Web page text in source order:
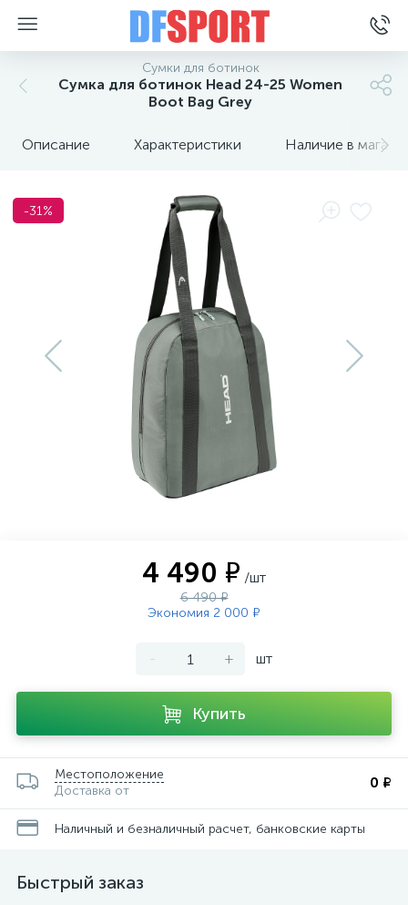
Сумки для ботинок
Сумка для ботинок Head 24-25 Women
Boot Bag Grey
Описание Характеристики Наличие в
-31%
4 490 ₽ /шт
6 490 ₽
Экономия 2 000 ₽
- + шт
Купить
Местоположение
Доставка от
0 ₽
Наличный и безналичный расчет, банковские карты
Быстрый заказ